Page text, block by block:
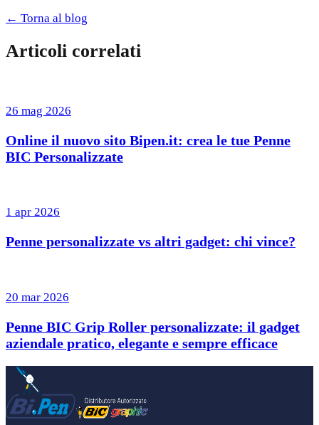
← Torna al blog
Articoli correlati
26 mag 2026
Online il nuovo sito Bipen.it: crea le tue Penne
BIC Personalizzate
1 apr 2026
Penne personalizzate vs altri gadget: chi vince?
20 mar 2026
Penne BIC Grip Roller personalizzate: il gadget
aziendale pratico, elegante e sempre efficace